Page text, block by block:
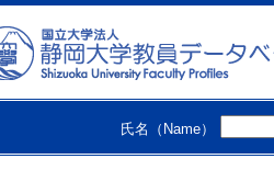
氏名（Name）
06
域